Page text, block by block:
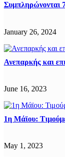
Συμπληρώνονται
January 26, 2024
Ανεπαρκής και
June 16, 2023
1η Μάϊου:
May 1, 2023